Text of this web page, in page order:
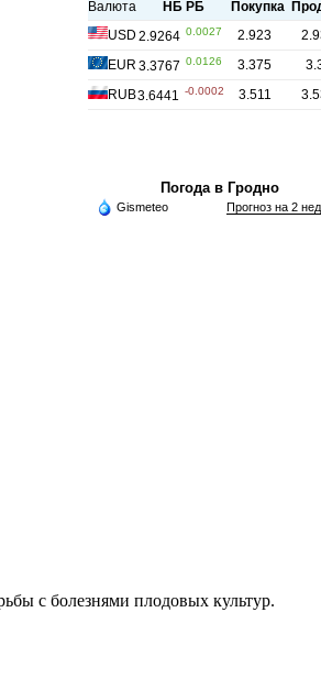
Погода в Гродно
Gismeteo Прогноз на 2
с болезнями плодовых культур.